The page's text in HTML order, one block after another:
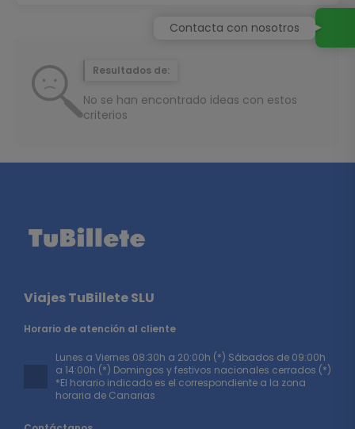
Resultados de:
No se han encontrado ideas con estos
criterios
Viajes TuBillete SLU
Horario de atención al cliente
Lunes a Viernes 08:30h a 20:00h (*) Sábados de 09:00h
a 14:00h (*) Domingos y festivos nacionales cerrados (*)
*El horario indicado es el correspondiente a la zona
horaria de Canarias
Contacta con nosotros